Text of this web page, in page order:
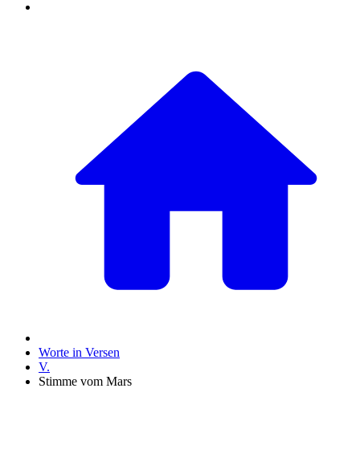
Worte in Versen
V.
Stimme vom Mars